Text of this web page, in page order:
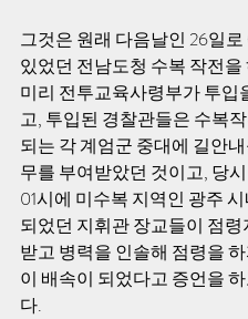
그것은 원래 다음날인 26일
있었던 전남도청 수복 작전을
미리 전투교육사령부가 투입
고, 투입된 경찰관들은 수복
되는 각 계엄군 중대에 길안
무를 부여받았던 것이고, 당
01시에 미수복 지역인 광주
되었던 지휘관 장교들이 점령
받고 병력을 인솔해 점령을
이 배속이 되었다고 증언을
다.